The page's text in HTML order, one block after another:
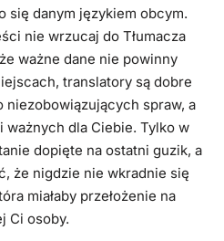
się danym językiem obcym.
nie wrzucaj do Tłumacza
ważne dane nie powinny
translatory są dobre
niezobowiązujących spraw, a
ważnych dla Ciebie. Tylko w
dopięte na ostatni guzik, a
że nigdzie nie wkradnie się
miałaby przełożenie na
Ci osoby.